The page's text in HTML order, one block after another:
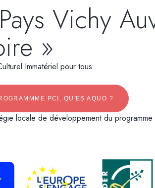
Vichy
»
Immatériel pour tous.
PCI, QU'ES AQUO ?
locale de développement du